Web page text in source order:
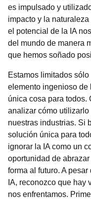
es impulsado y
impacto y la
el potencial de la IA
del mundo de manera
que hemos soñado
Estamos limitados
elemento ingenioso de
única cosa para todos.
analizar cómo
nuestras industrias. Si
solución única para
ignorar la IA como un
oportunidad de
forma al futuro. A
IA, reconozco que hay
nos enfrentamos.